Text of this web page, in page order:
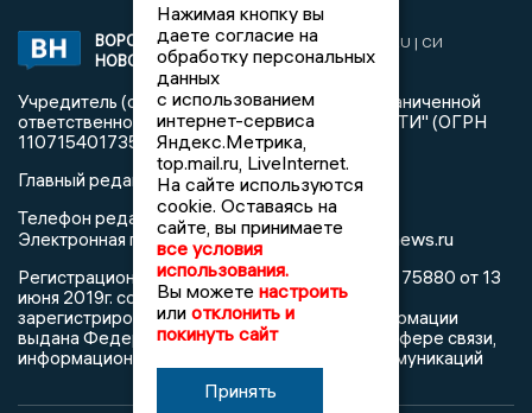
ВОРОНЕЖСКИЕ
НОВОСТИ
2019 © VORONEZHNEWS.RU | СИ
«Воронежские новости»
Учредитель (соучредители): Общество с ограниченной
ответственностью "РЕГИОНАЛЬНЫЕ НОВОСТИ" (ОГРН
1107154017354)
Главный редактор: Пирогов А.А.
Телефон редакции: +7 (473) 262 77 92
Электронная почта редакции:info@voronezhnews.ru
Регистрационный номер: серия Эл № ФС 77 - 75880 от 13
июня 2019г. согласно выписке из реестра
зарегистрированных средств массовой информации
выдана Федеральной службой по надзору в сфере связи,
информационных технологий и массовых коммуникаций
Нажимая кнопку вы
даете согласие на
обработку персональных
данных
с использованием
интернет-сервиса
Яндекс.Метрика,
top.mail.ru, LiveInternet.
На сайте используются
cookie. Оставаясь на
сайте, вы принимаете
все условия
использования.
Вы можете настроить
или отклонить и
покинуть сайт
Принять